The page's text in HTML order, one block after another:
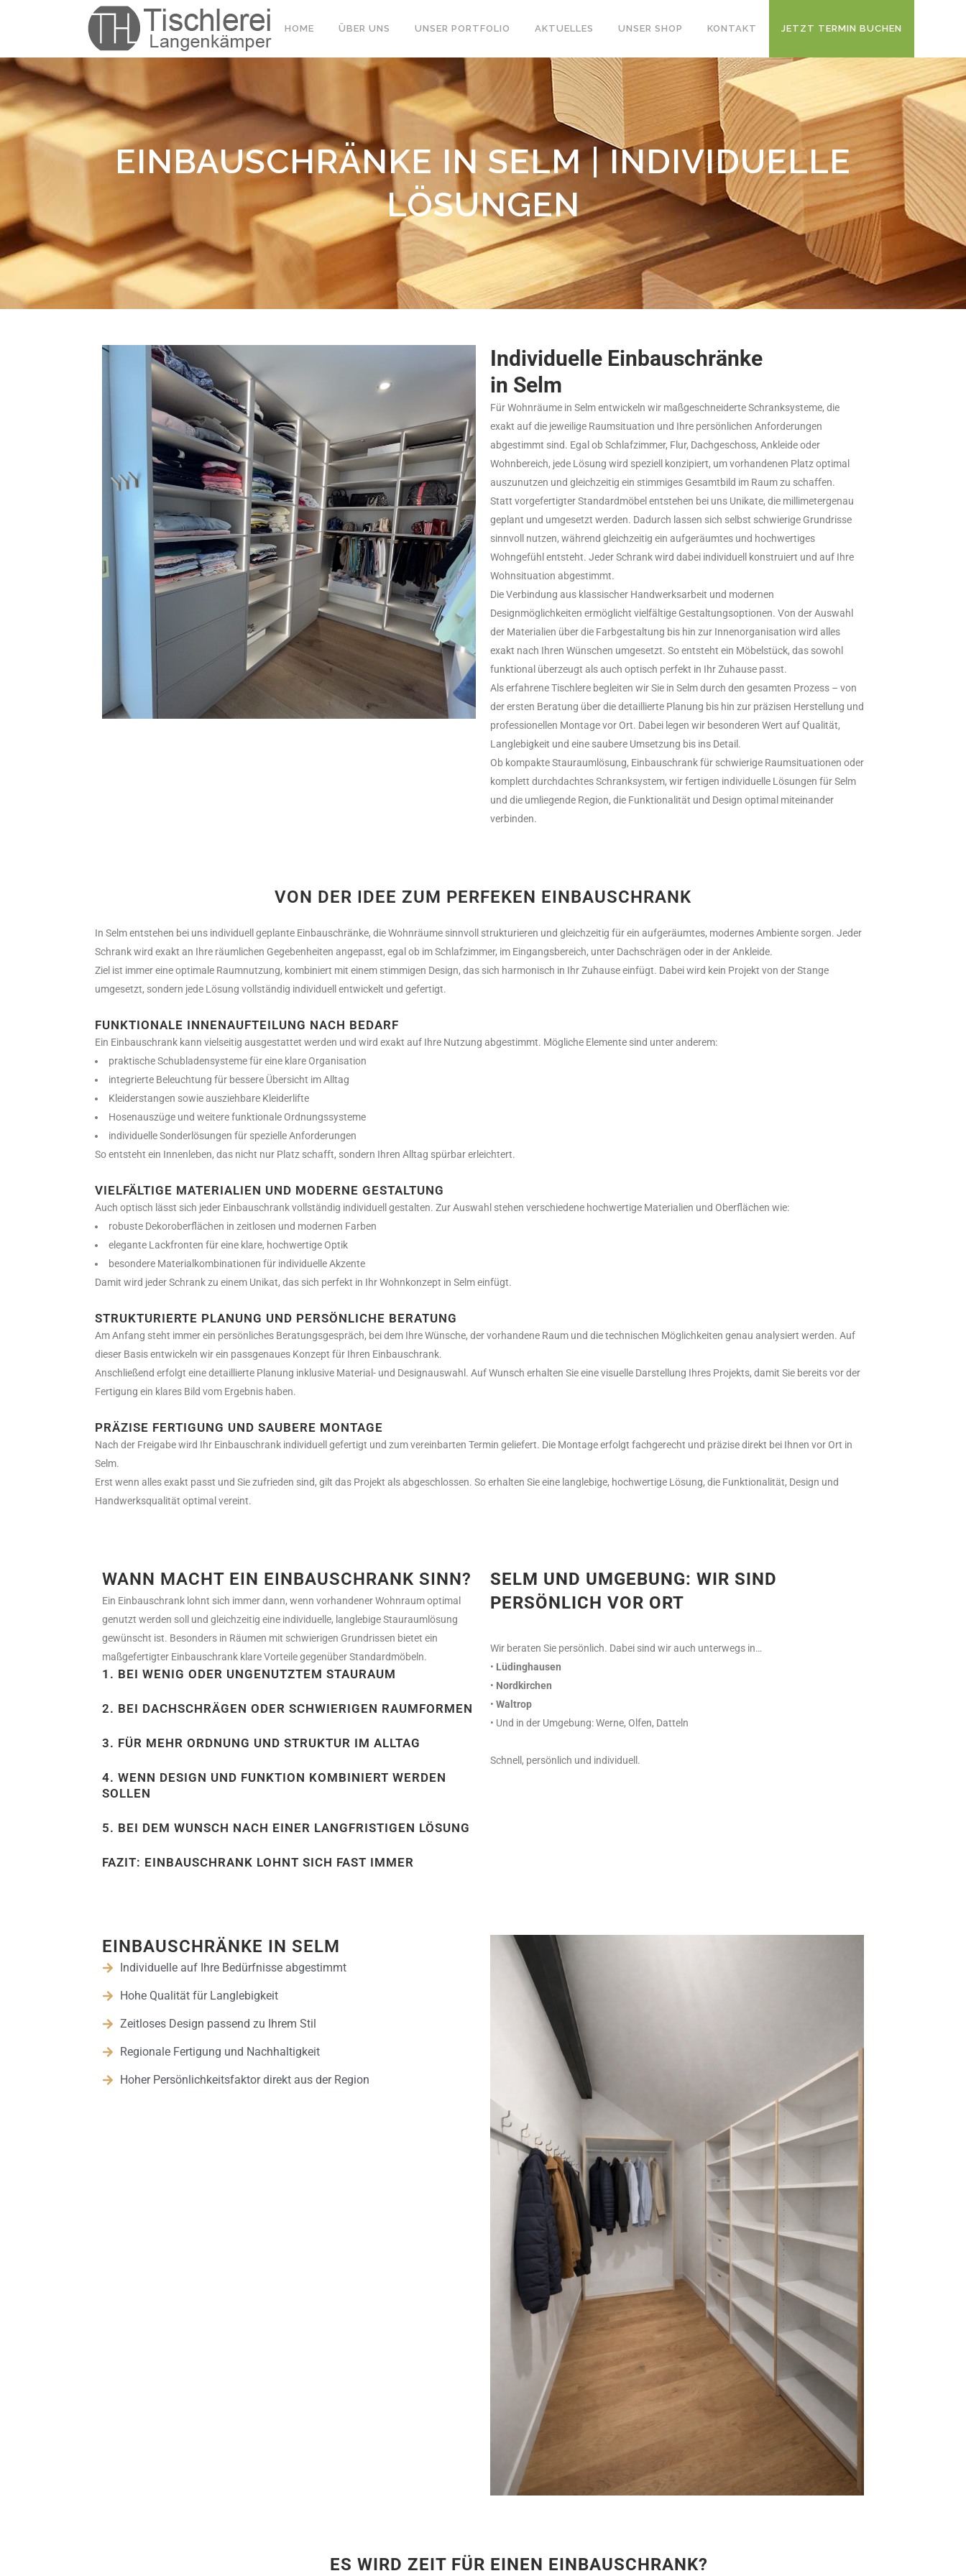
HOME ÜBER UNS UNSER PORTFOLIO AKTUELLES UNSER SHOP KONTAKT JETZT TERMIN BUCHEN
EINBAUSCHRÄNKE IN SELM | INDIVIDUELLE
LÖSUNGEN
Individuelle Einbauschränke
in Selm
Für Wohnräume in Selm entwickeln wir maßgeschneiderte Schranksysteme, die
exakt auf die jeweilige Raumsituation und Ihre persönlichen Anforderungen
abgestimmt sind. Egal ob Schlafzimmer, Flur, Dachgeschoss, Ankleide oder
Wohnbereich, jede Lösung wird speziell konzipiert, um vorhandenen Platz optimal
auszunutzen und gleichzeitig ein stimmiges Gesamtbild im Raum zu schaffen.
Statt vorgefertigter Standardmöbel entstehen bei uns Unikate, die millimetergenau
geplant und umgesetzt werden. Dadurch lassen sich selbst schwierige Grundrisse
sinnvoll nutzen, während gleichzeitig ein aufgeräumtes und hochwertiges
Wohngefühl entsteht. Jeder Schrank wird dabei individuell konstruiert und auf Ihre
Wohnsituation abgestimmt.
Die Verbindung aus klassischer Handwerksarbeit und modernen
Designmöglichkeiten ermöglicht vielfältige Gestaltungsoptionen. Von der Auswahl
der Materialien über die Farbgestaltung bis hin zur Innenorganisation wird alles
exakt nach Ihren Wünschen umgesetzt. So entsteht ein Möbelstück, das sowohl
funktional überzeugt als auch optisch perfekt in Ihr Zuhause passt.
Als erfahrene Tischlere begleiten wir Sie in Selm durch den gesamten Prozess – von
der ersten Beratung über die detaillierte Planung bis hin zur präzisen Herstellung und
professionellen Montage vor Ort. Dabei legen wir besonderen Wert auf Qualität,
Langlebigkeit und eine saubere Umsetzung bis ins Detail.
Ob kompakte Stauraumlösung, Einbauschrank für schwierige Raumsituationen oder
komplett durchdachtes Schranksystem, wir fertigen individuelle Lösungen für Selm
und die umliegende Region, die Funktionalität und Design optimal miteinander
verbinden.
VON DER IDEE ZUM PERFEKEN EINBAUSCHRANK
In Selm entstehen bei uns individuell geplante Einbauschränke, die Wohnräume sinnvoll strukturieren und gleichzeitig für ein aufgeräumtes, modernes Ambiente sorgen. Jeder
Schrank wird exakt an Ihre räumlichen Gegebenheiten angepasst, egal ob im Schlafzimmer, im Eingangsbereich, unter Dachschrägen oder in der Ankleide.
Ziel ist immer eine optimale Raumnutzung, kombiniert mit einem stimmigen Design, das sich harmonisch in Ihr Zuhause einfügt. Dabei wird kein Projekt von der Stange
umgesetzt, sondern jede Lösung vollständig individuell entwickelt und gefertigt.
FUNKTIONALE INNENAUFTEILUNG NACH BEDARF
Ein Einbauschrank kann vielseitig ausgestattet werden und wird exakt auf Ihre Nutzung abgestimmt. Mögliche Elemente sind unter anderem:
praktische Schubladensysteme für eine klare Organisation
integrierte Beleuchtung für bessere Übersicht im Alltag
Kleiderstangen sowie ausziehbare Kleiderlifte
Hosenauszüge und weitere funktionale Ordnungssysteme
individuelle Sonderlösungen für spezielle Anforderungen
So entsteht ein Innenleben, das nicht nur Platz schafft, sondern Ihren Alltag spürbar erleichtert.
VIELFÄLTIGE MATERIALIEN UND MODERNE GESTALTUNG
Auch optisch lässt sich jeder Einbauschrank vollständig individuell gestalten. Zur Auswahl stehen verschiedene hochwertige Materialien und Oberflächen wie:
robuste Dekoroberflächen in zeitlosen und modernen Farben
elegante Lackfronten für eine klare, hochwertige Optik
besondere Materialkombinationen für individuelle Akzente
Damit wird jeder Schrank zu einem Unikat, das sich perfekt in Ihr Wohnkonzept in Selm einfügt.
STRUKTURIERTE PLANUNG UND PERSÖNLICHE BERATUNG
Am Anfang steht immer ein persönliches Beratungsgespräch, bei dem Ihre Wünsche, der vorhandene Raum und die technischen Möglichkeiten genau analysiert werden. Auf
dieser Basis entwickeln wir ein passgenaues Konzept für Ihren Einbauschrank.
Anschließend erfolgt eine detaillierte Planung inklusive Material- und Designauswahl. Auf Wunsch erhalten Sie eine visuelle Darstellung Ihres Projekts, damit Sie bereits vor der
Fertigung ein klares Bild vom Ergebnis haben.
PRÄZISE FERTIGUNG UND SAUBERE MONTAGE
Nach der Freigabe wird Ihr Einbauschrank individuell gefertigt und zum vereinbarten Termin geliefert. Die Montage erfolgt fachgerecht und präzise direkt bei Ihnen vor Ort in
Selm.
Erst wenn alles exakt passt und Sie zufrieden sind, gilt das Projekt als abgeschlossen. So erhalten Sie eine langlebige, hochwertige Lösung, die Funktionalität, Design und
Handwerksqualität optimal vereint.
WANN MACHT EIN EINBAUSCHRANK SINN?
Ein Einbauschrank lohnt sich immer dann, wenn vorhandener Wohnraum optimal
genutzt werden soll und gleichzeitig eine individuelle, langlebige Stauraumlösung
gewünscht ist. Besonders in Räumen mit schwierigen Grundrissen bietet ein
maßgefertigter Einbauschrank klare Vorteile gegenüber Standardmöbeln.
1. BEI WENIG ODER UNGENUTZTEM STAURAUM
2. BEI DACHSCHRÄGEN ODER SCHWIERIGEN RAUMFORMEN
3. FÜR MEHR ORDNUNG UND STRUKTUR IM ALLTAG
4. WENN DESIGN UND FUNKTION KOMBINIERT WERDEN
SOLLEN
5. BEI DEM WUNSCH NACH EINER LANGFRISTIGEN LÖSUNG
FAZIT: EINBAUSCHRANK LOHNT SICH FAST IMMER
SELM UND UMGEBUNG: WIR SIND
PERSÖNLICH VOR ORT
Wir beraten Sie persönlich. Dabei sind wir auch unterwegs in…
• Lüdinghausen
• Nordkirchen
• Waltrop
• Und in der Umgebung: Werne, Olfen, Datteln
Schnell, persönlich und individuell.
EINBAUSCHRÄNKE IN SELM
Individuelle auf Ihre Bedürfnisse abgestimmt
Hohe Qualität für Langlebigkeit
Zeitloses Design passend zu Ihrem Stil
Regionale Fertigung und Nachhaltigkeit
Hoher Persönlichkeitsfaktor direkt aus der Region
ES WIRD ZEIT FÜR EINEN EINBAUSCHRANK?